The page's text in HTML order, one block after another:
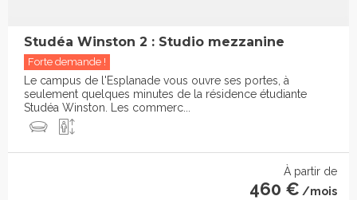
Studéa Winston 2 : Studio mezzanine
Forte demande !
Le campus de l'Esplanade vous ouvre ses portes, à
seulement quelques minutes de la résidence étudiante
Studéa Winston. Les commerc...
À partir de
460 € /mois